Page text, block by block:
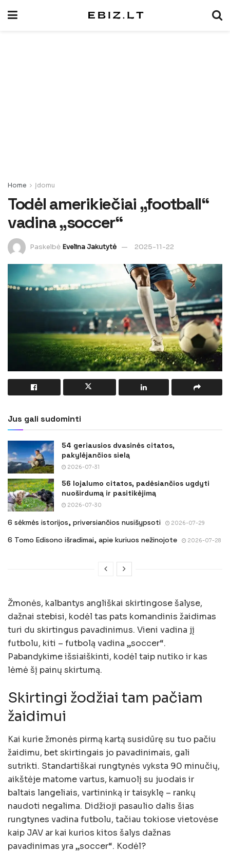
Home Įdomu
Todėl amerikiečiai „football“
vadina „soccer“
Paskelbė Evelina Jakutytė 2025-11-22
Jus gali sudominti
54 geriausios dvasinės citatos,
pakylėjančios sielą
2026-07-31
56 lojalumo citatos, padėsiančios ugdyti
nuoširdumą ir pasitikėjimą
2026-07-30
6 sėkmės istorijos, priversiančios nusišypsoti 2026-07-29
6 Tomo Edisono išradimai, apie kuriuos nežinojote 2026-07-28
Žmonės, kalbantys angliškai skirtingose šalyse,
dažnai stebisi, kodėl tas pats komandinis žaidimas
turi du skirtingus pavadinimus. Vieni vadina jį
futbolu, kiti – futbolą vadina „soccer“.
Pabandykime išsiaiškinti, kodėl taip nutiko ir kas
lėmė šį painų skirtumą.
Skirtingi žodžiai tam pačiam
žaidimui
Kai kurie žmonės pirmą kartą susidūrę su tuo pačiu
žaidimu, bet skirtingais jo pavadinimais, gali
sutrikti. Standartiškai rungtynės vyksta 90 minučių,
aikštėje matome vartus, kamuolį su juodais ir
baltais langeliais, vartininką ir taisyklę – rankų
naudoti negalima. Didžioji pasaulio dalis šias
rungtynes vadina futbolu, tačiau tokiose vietovėse
kaip JAV ar kai kurios kitos šalys dažnas
pavadinimas yra „soccer“. Kodėl?